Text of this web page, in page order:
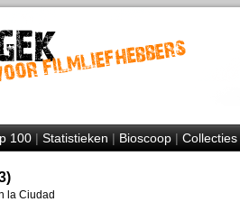
100|Statistieken|Bioscoop|Collecties
la Ciudad